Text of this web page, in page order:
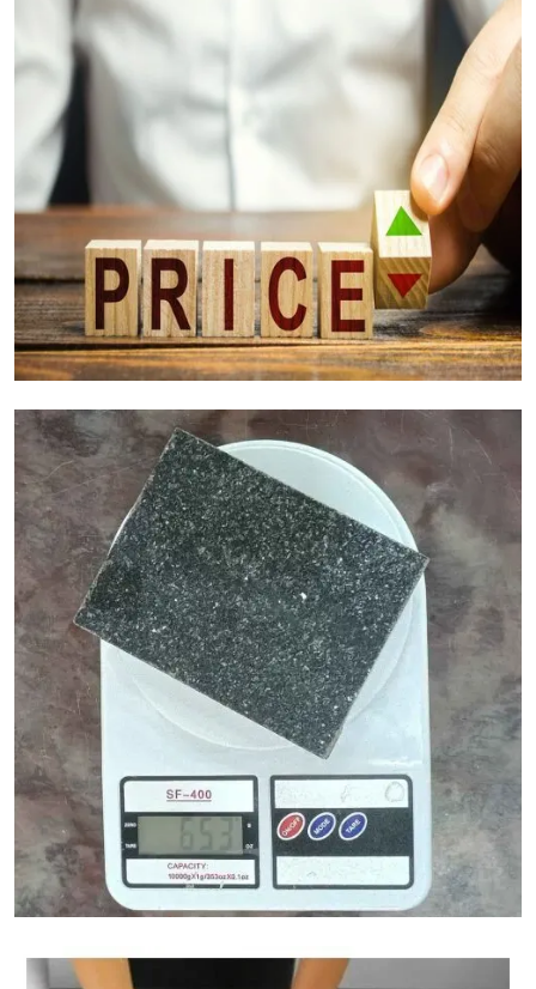
عوامل تكلفة الجرانيت
آلة حاسبة لوزن الجرانيت